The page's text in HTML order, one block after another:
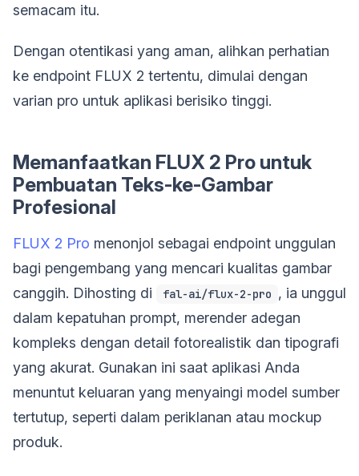
semacam itu.
Dengan otentikasi yang aman, alihkan perhatian
ke endpoint FLUX 2 tertentu, dimulai dengan
varian pro untuk aplikasi berisiko tinggi.
Memanfaatkan FLUX 2 Pro untuk
Pembuatan Teks-ke-Gambar
Profesional
FLUX 2 Pro menonjol sebagai endpoint unggulan
bagi pengembang yang mencari kualitas gambar
canggih. Dihosting di
fal-ai/flux-2-pro , ia unggul
dalam kepatuhan prompt, merender adegan
kompleks dengan detail fotorealistik dan tipografi
yang akurat. Gunakan ini saat aplikasi Anda
menuntut keluaran yang menyaingi model sumber
tertutup, seperti dalam periklanan atau mockup
produk.